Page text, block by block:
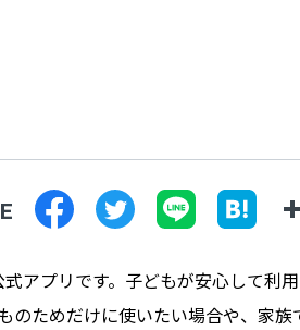
アプリです。子どもが安心して利
のためだけに使いたい場合や、家族